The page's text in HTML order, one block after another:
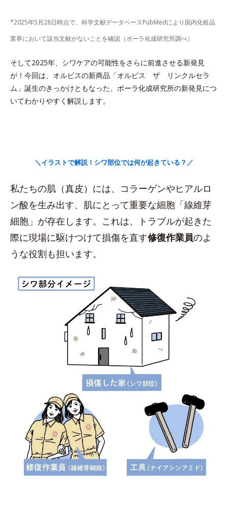
*2025年5月28日時点で、科学文献データベースPubMedにより国内化粧品
業界において該当文献がないことを確認（ポーラ化成研究所調べ）
そして2025年、シワケアの可能性をさらに前進させる新発見
が！今回は、オルビスの新商品「オルビス ザ リンクルセラ
ム」誕生のきっかけともなった、ポーラ化成研究所の新発見につ
いてわかりやすく解説します。
＼イラストで解説！シワ部位では何が起きている？／
私たちの肌（真皮）には、コラーゲンやヒアルロ
ン酸を生み出す、肌にとって重要な細胞「線維芽
細胞」が存在します。これは、トラブルが起きた
際に現場に駆けつけて損傷を直す修復作業員のよ
うな役割も担います。